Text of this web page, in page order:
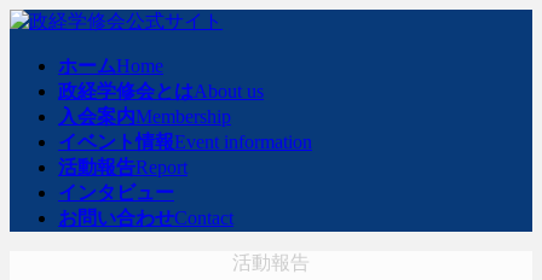
コ
ナ
ホームHome
政経学修会とはAbout us
入会案内Membership
イベント情報Event information
活動報告Report
インタビュー
お問い合わせContact
活動報告